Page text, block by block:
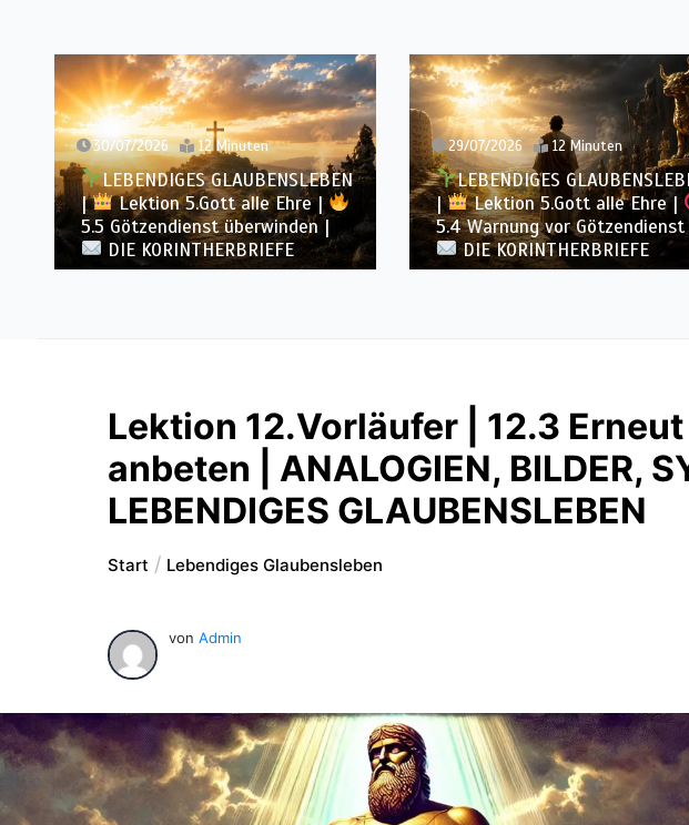
30/07/2026 12 Minuten
LEBENDIGES GLAUBENSLEBEN
|
Lektion 5.Gott alle Ehre |
5.5 Götzendienst überwinden |
DIE KORINTHERBRIEFE
29/07/2026 12 Minuten
LEBENDIGES
|
Lektion 5.Gott alle Ehre |
5.4 Warnung vor Götzendienst
DIE KORINTHERBRIEFE
Lektion 12.Vorläufer | 12.3
anbeten | ANALOGIEN, BILDER,
LEBENDIGES GLAUBENSLEBEN
Start Lebendiges Glaubensleben
von Admin